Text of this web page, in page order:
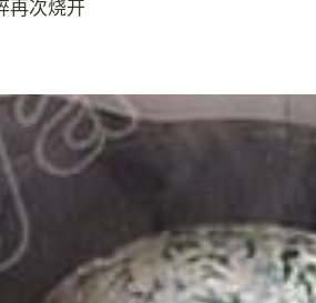
再次烧开